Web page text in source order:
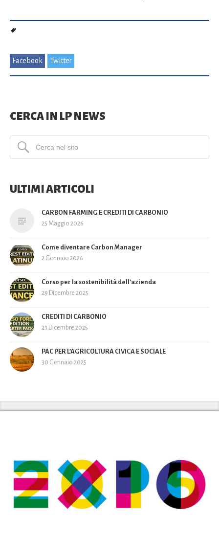
Facebook Twitter
CERCA IN LP NEWS
ULTIMI ARTICOLI
CARBON FARMING E CREDITI DI CARBONIO
25 Maggio 2026
Come diventare Carbon Manager
2 Gennaio 2026
Corso per la sostenibilità dell’azienda
29 Dicembre 2025
CREDITI DI CARBONIO
23 Dicembre 2025
PAC PER L’AGRICOLTURA CIVICA E SOCIALE
30 Gennaio 2025